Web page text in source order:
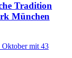
Tradition
München